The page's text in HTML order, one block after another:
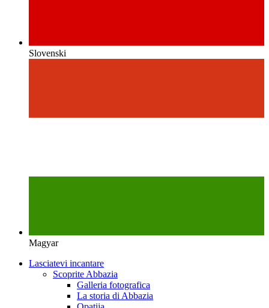
Slovenski
Magyar
Lasciatevi incantare
Scoprite Abbazia
Galleria fotografica
La storia di Abbazia